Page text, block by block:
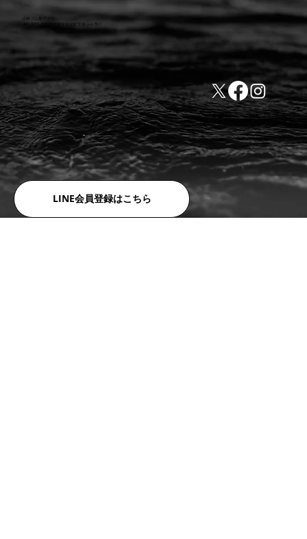
LINE会員登録はこちら
小林ゴム株式会社
441-8016 愛知県豊橋市新栄町字東小向76-1
TEL:0532-31-4646
FAX:0532-32-6810
​会社概要
​利用規約